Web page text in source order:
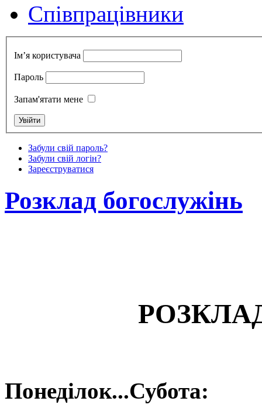
Cпівпрацівники
Ім’я користувача
Пароль
Запам'ятати мене
Забули свій пароль?
Забули свій логін?
Зареєструватися
Розклад богослужінь
Понеділок...Субота: